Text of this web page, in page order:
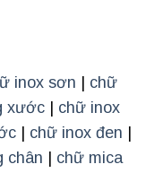
inox sơn
chữ
xước
chữ inox
chữ inox đen
chân
chữ mica